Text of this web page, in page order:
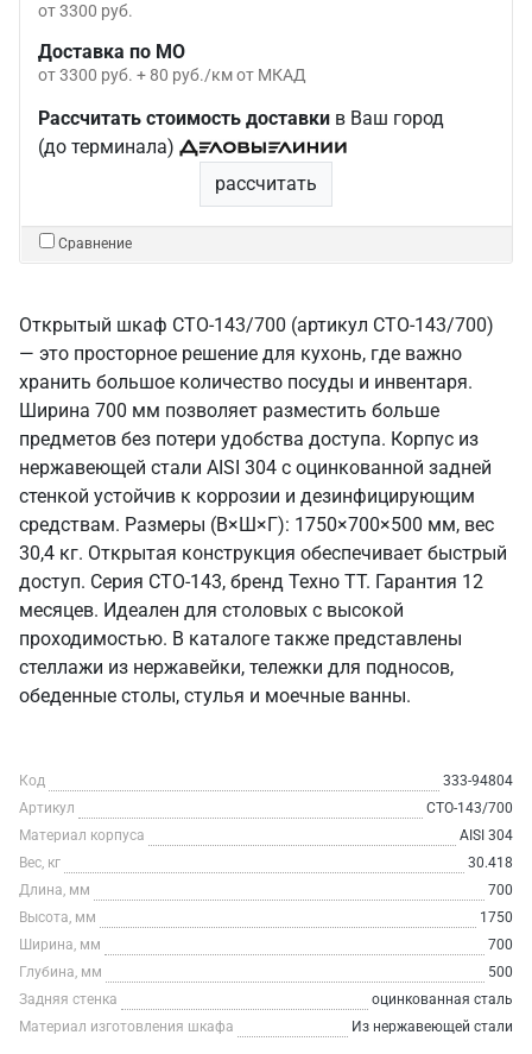
от 3300 руб.
Доставка по МО
от 3300 руб. + 80 руб./км от МКАД
Рассчитать стоимость доставки в Ваш город
(до терминала)
рассчитать
Сравнение
Открытый шкаф СТО-143/700 (артикул СТО-143/700)
— это просторное решение для кухонь, где важно
хранить большое количество посуды и инвентаря.
Ширина 700 мм позволяет разместить больше
предметов без потери удобства доступа. Корпус из
нержавеющей стали AISI 304 с оцинкованной задней
стенкой устойчив к коррозии и дезинфицирующим
средствам. Размеры (В×Ш×Г): 1750×700×500 мм, вес
30,4 кг. Открытая конструкция обеспечивает быстрый
доступ. Серия СТО-143, бренд Техно ТТ. Гарантия 12
месяцев. Идеален для столовых с высокой
проходимостью. В каталоге также представлены
стеллажи из нержавейки, тележки для подносов,
обеденные столы, стулья и моечные ванны.
Код
333-94804
Артикул
СТО-143/700
Материал корпуса
AISI 304
Вес, кг
30.418
Длина, мм
700
Высота, мм
1750
Ширина, мм
700
Глубина, мм
500
Задняя стенка
оцинкованная сталь
Материал изготовления шкафа
Из нержавеющей стали